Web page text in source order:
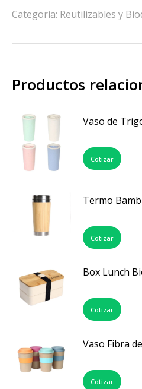
Categoría: Reutilizables y
Productos
Vaso de
Cotizar
Termo
Cotizar
Box Lunch
Cotizar
Vaso Fibra
Cotizar